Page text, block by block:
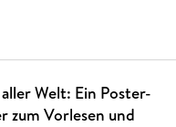
Welt: Ein Poster-
zum Vorlesen und